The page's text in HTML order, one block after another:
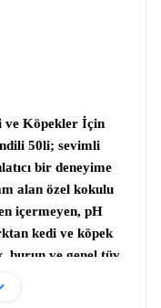
ve Köpekler İçin
50li; sevimli
bir deneyime
alan özel kokulu
içermeyen, pH
kedi ve köpek
burun ve genel tüy
nazikçe
geriye kalıcı bir